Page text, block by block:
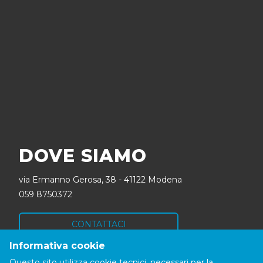
DOVE SIAMO
via Ermanno Gerosa, 38 - 41122 Modena
059 8750372
CONTATTACI
Informativa cookie